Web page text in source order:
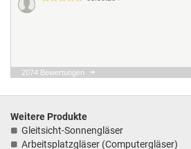
04.08.26
und einfach! Danke gerne
2074 Bewertungen
Weitere Produkte
Gleitsicht-Sonnengläser
Arbeitsplatzgläser (Computergläser)